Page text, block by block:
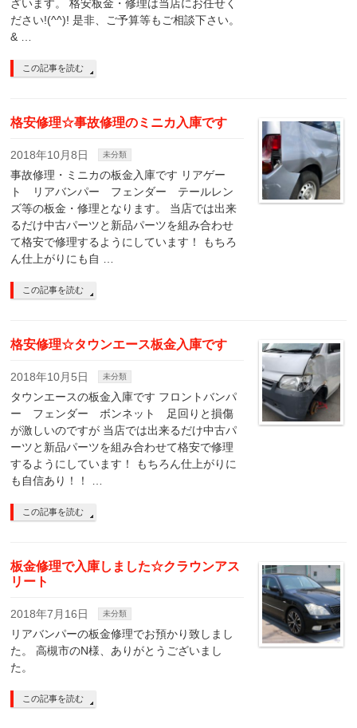
ざいます。 格安板金・修理は当店にお任せく
ださい!(^^)! 是非、ご予算等もご相談下さい。
& …
この記事を読む
格安修理☆事故修理のミニカ入庫です
2018年10月8日 未分類
事故修理・ミニカの板金入庫です リアゲー
ト リアバンパー フェンダー テールレン
ズ等の板金・修理となります。 当店では出来
るだけ中古パーツと新品パーツを組み合わせ
て格安で修理するようにしています！ もちろ
ん仕上がりにも自 …
この記事を読む
格安修理☆タウンエース板金入庫です
2018年10月5日 未分類
タウンエースの板金入庫です フロントバンパ
ー フェンダー ボンネット 足回りと損傷
が激しいのですが 当店では出来るだけ中古パ
ーツと新品パーツを組み合わせて格安で修理
するようにしています！ もちろん仕上がりに
も自信あり！！ …
この記事を読む
板金修理で入庫しました☆クラウンアス
リート
2018年7月16日 未分類
リアバンパーの板金修理でお預かり致しまし
た。 高槻市のN様、ありがとうございまし
た。
この記事を読む